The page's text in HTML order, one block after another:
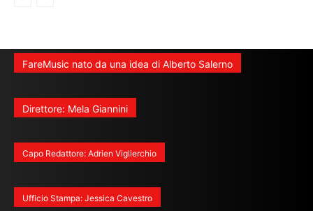
FareMusic nato da una idea di Alberto Salerno
Direttore: Mela Giannini
Capo Redattore: Adrien Viglierchio
Ufficio Stampa: Jessica Cavestro